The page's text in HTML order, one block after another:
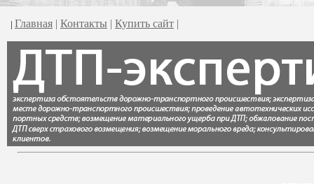
| Главная | Контакты | Купить сайт |